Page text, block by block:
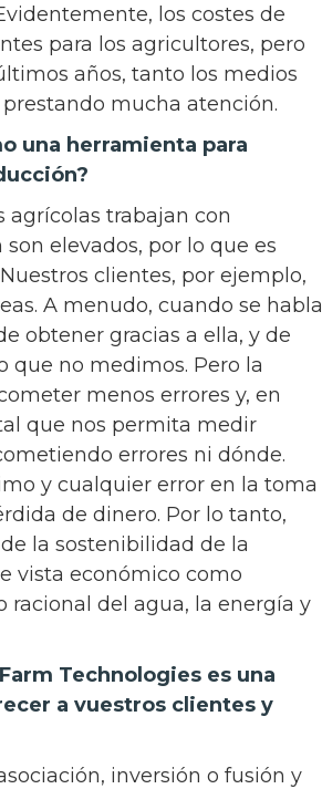
los costes de
para los agricultores, pero
años, tanto los medios
mucha atención.
una herramienta para
agrícolas trabajan con
elevados, por lo que es
clientes, por ejemplo,
A menudo, cuando se habla
obtener gracias a ella, y de
que no medimos. Pero la
menos errores y, en
que nos permita medir
errores ni dónde.
y cualquier error en la toma
de dinero. Por lo tanto,
la sostenibilidad de la
vista económico como
racional del agua, la energía y
Technologies es una
a vuestros clientes y
inversión o fusión y